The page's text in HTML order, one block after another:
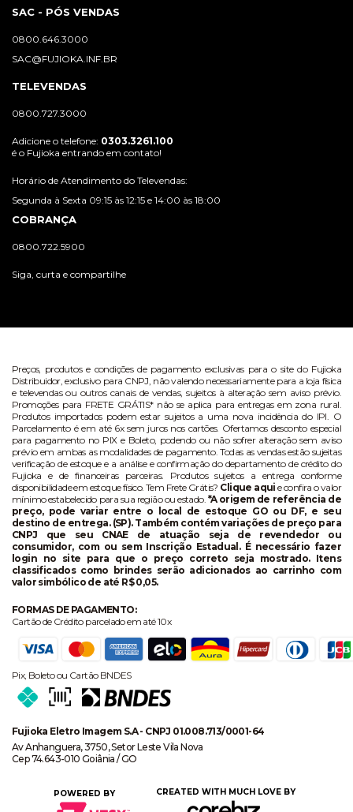
SAC - PÓS VENDAS
0800.646.3000
SAC@FUJIOKA.INF.BR
TELEVENDAS
0800.727.3000
Adicione o telefone: 0303.3261.100
é o Fujioka entrando em contato!
Horário de Atendimento do Televendas:
Segunda à Sexta 09:15 às 12:15 e 14:00 às 18:00
COBRANÇA
0800.722.5900
Siga, curta e compartilhe
Preços, produtos e condições de pagamento exclusivas para o site do Fujioka
Distribuidor, exclusivo para CNPJ, não valendo necessariamente para a loja física
e televendas ou outros canais de vendas, sujeitos à alteração sem aviso prévio.
Promoções para FRETE GRÁTIS* não se aplica para entregas em zona rural.
Produtos importados podem estar sujeitos a uma nova incidência do IPI. O
Parcelamento é em até 6x sem juros nos cartões. Ofertamos desconto especial
para pagamento no PIX e Boleto, podendo ou não sofrer alteração sem aviso
prévio em ambas as modalidades de pagamento. Todas as vendas estão sujeitas
verificação de estoque e a análise e confirmação do departamento de crédito do
Fujioka e de financeiras parceiras. Produtos sujeitos a entrega conforme
disponibilidade em estoque físico. Tem Frete Grátis? Clique aqui e confira o valor
mínimo estabelecido para sua região ou estado. *A origem de referência de
preço, pode variar entre o local de estoque GO ou DF, e seu
destino de entrega. (SP). Também contém variações de preço para
CNPJ que seu CNAE de atuação seja de revendedor ou
consumidor, com ou sem Inscrição Estadual. É necessário fazer
login no site para que o preço correto seja mostrado. Itens
classificados como brindes serão adicionados ao carrinho com
valor simbólico de até R$ 0,05.
FORMAS DE PAGAMENTO:
Cartão de Crédito parcelado em até 10x
Pix, Boleto ou Cartão BNDES
Fujioka Eletro Imagem S.A - CNPJ 01.008.713/0001-64
Av Anhanguera, 3750, Setor Leste Vila Nova
Cep 74.643-010 Goiânia / GO
POWERED BY CREATED WITH MUCH LOVE BY